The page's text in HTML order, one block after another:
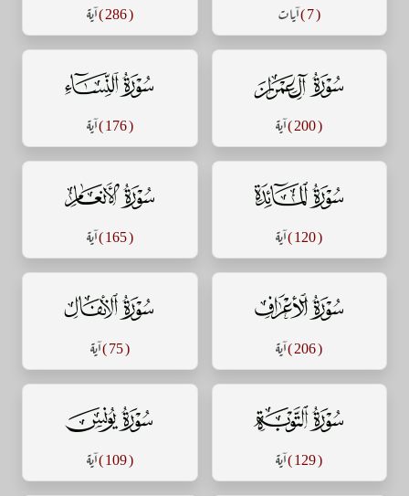
( 7 ) آيات ( 286 ) آية
سورة آل عمران
( 200 ) آية
سورة النساء
( 176 ) آية
سورة المائدة
( 120 ) آية
سورة الأنعام
( 165 ) آية
سورة الأعراف
( 206 ) آية
سورة الأنفال
( 75 ) آية
سورة التوبة
( 129 ) آية
سورة يونس
( 109 ) آية